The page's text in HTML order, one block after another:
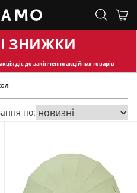
ЗНИЖКИ
діє до закінчення акційних товарів
по: